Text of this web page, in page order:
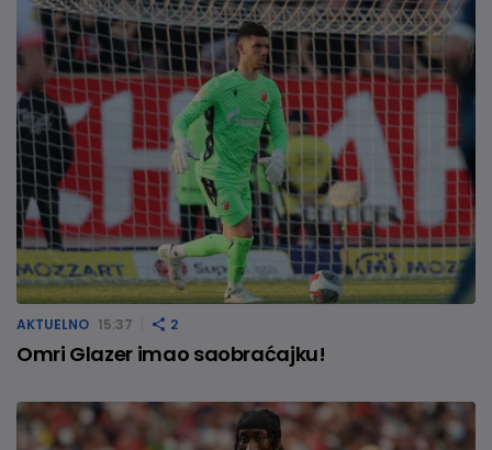
AKTUELNO 15:37 2
Omri Glazer imao saobraćajku!